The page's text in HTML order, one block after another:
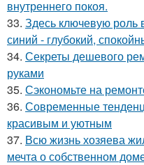
внутреннего покоя.
33. Здесь ключевую роль
синий - глубокий,
34. Секреты дешевого
руками
35. Сэкономьте на
36. Современные
красивым и уютным
37. Всю жизнь хозяева
мечта о собственном